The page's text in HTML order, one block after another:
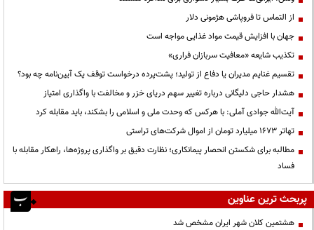
از التماس تا فروپاشی هژمونی دلار
جهان با افزایش قیمت مواد غذایی مواجه است
تکذیب شایعه «معافیت سربازان فراری»
تقسیم غنایم مدیران یا دفاع از تولید؛ پشت‌پرده درخواست توقف یک آیین‌نامه چه بود؟
هشدار حاجی دلیگانی درباره تغییر سهم دریای خزر و مخالفت با واگذاری امتیاز
آیت‌الله جوادی آملی: با هرکس که وحدت ملی و اسلامی را بشکند، باید مقابله کرد
تهاتر ۱۶۷۳ میلیارد تومان از اموال شرکت‌های تراستی
مطالبه برای شکستن انحصار پیمانکاری؛ نظارت دقیق بر واگذاری پروژه‌ها، راهکار مقابله با
فساد
پربحث ترین عناوین
هشتمین کلان شهر ایران مشخص شد